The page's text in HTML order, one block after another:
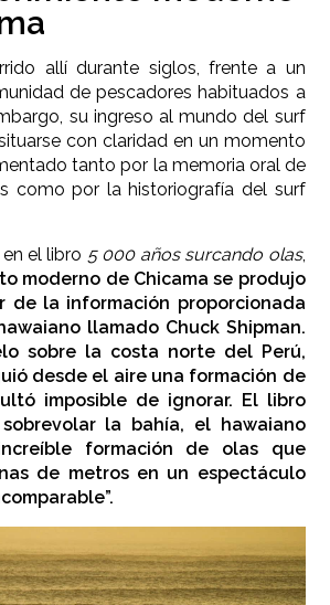
allí durante siglos, frente a un
de pescadores habituados a
su ingreso al mundo del surf
con claridad en un momento
tanto por la memoria oral de
como por la historiografía del surf
el libro 5 000 años surcando olas,
moderno de Chicama se produjo
de la información proporcionada
llamado Chuck Shipman.
sobre la costa norte del Perú,
desde el aire una formación de
imposible de ignorar. El libro
la bahía, el hawaiano
formación de olas que
de metros en un espectáculo